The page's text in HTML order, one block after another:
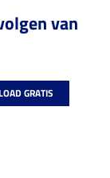
van
GRATIS